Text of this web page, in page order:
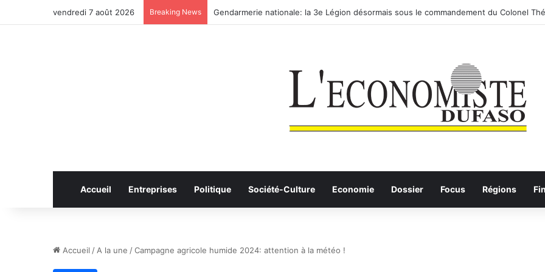
vendredi 7 août 2026 Breaking News Anhui: le pont routier-ferroviaire sur le Yangtsé de Ma’anshan entre dans la phase
Accueil Entreprises Politique Société-Culture Economie Dossier Focus Régions
Accueil / A la une /Campagne agricole humide 2024: attention à la météo !